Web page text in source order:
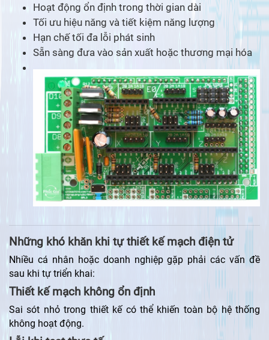
Hoạt động ổn định trong thời gian dài
Tối ưu hiệu năng và tiết kiệm năng lượng
Hạn chế tối đa lỗi phát sinh
Sẵn sàng đưa vào sản xuất hoặc thương mại hóa
Những khó khăn khi tự thiết kế mạch điện tử
Nhiều cá nhân hoặc doanh nghiệp gặp phải các vấn đề
sau khi tự triển khai:
Thiết kế mạch không ổn định
Sai sót nhỏ trong thiết kế có thể khiến toàn bộ hệ thống
không hoạt động.